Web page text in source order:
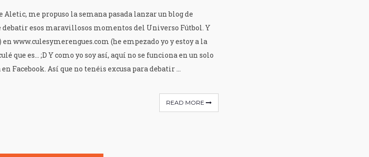
me propuso la semana pasada lanzar un blog de
esos maravillosos momentos del Universo Fútbol. Y
www.culesymerengues.com (he empezado yo y estoy a la
que es... ;D Y como yo soy así, aquí no se funciona en un solo
Facebook. Así que no tenéis excusa para debatir ...
READ MORE